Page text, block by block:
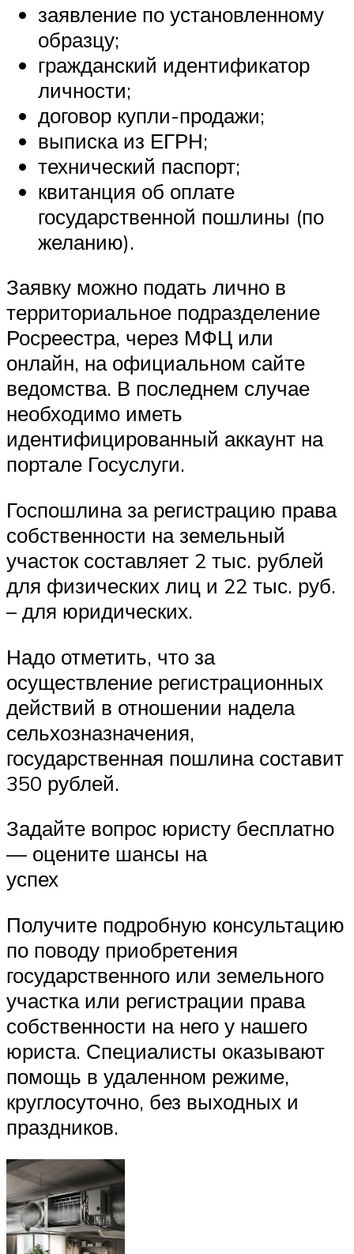
заявление по установленному
образцу;
гражданский идентификатор
личности;
договор купли-продажи;
выписка из ЕГРН;
технический паспорт;
квитанция об оплате
государственной пошлины (по
желанию).
Заявку можно подать лично в
территориальное подразделение
Росреестра, через МФЦ или
онлайн, на официальном сайте
ведомства. В последнем случае
необходимо иметь
идентифицированный аккаунт на
портале Госуслуги.
Госпошлина за регистрацию права
собственности на земельный
участок составляет 2 тыс. рублей
для физических лиц и 22 тыс. руб.
– для юридических.
Надо отметить, что за
осуществление регистрационных
действий в отношении надела
сельхозназначения,
государственная пошлина составит
350 рублей.
Задайте вопрос юристу бесплатно
— оцените шансы на
успех
Получите подробную консультацию
по поводу приобретения
государственного или земельного
участка или регистрации права
собственности на него у нашего
юриста. Специалисты оказывают
помощь в удаленном режиме,
круглосуточно, без выходных и
праздников.